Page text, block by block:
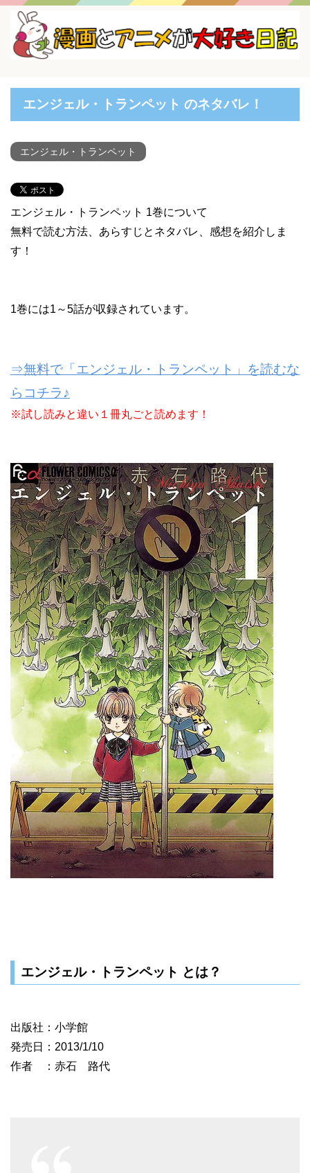
エンジェル・トランペット のネタバレ！
エンジェル・トランペット
エンジェル・トランペット 1巻について
無料で読む方法、あらすじとネタバレ、感想を紹介しま
す！
1巻には1～5話が収録されています。
⇒無料で「エンジェル・トランペット」を読むな
らコチラ♪
※試し読みと違い１冊丸ごと読めます！
エンジェル・トランペット とは？
出版社：小学館
発売日：2013/1/10
作者 ：赤石 路代